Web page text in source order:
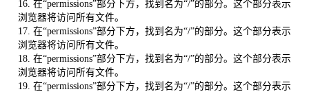
16. 在“permissions”部分下方，找到名为“/”的部分。这个部分表示
浏览器将访问所有文件。
17. 在“permissions”部分下方，找到名为“/”的部分。这个部分表示
浏览器将访问所有文件。
18. 在“permissions”部分下方，找到名为“/”的部分。这个部分表示
浏览器将访问所有文件。
19. 在“permissions”部分下方，找到名为“/”的部分。这个部分表示